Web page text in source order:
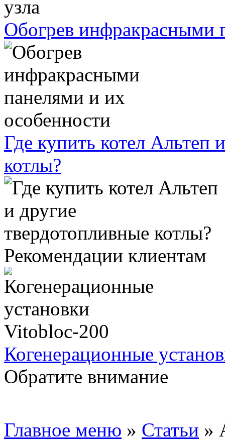
Обогрев инфракрасными
Где купить котел Альтеп
котлы?
Рекомендации клиентам
Когенерационные
Обратите внимание
Главное меню » Статьи »